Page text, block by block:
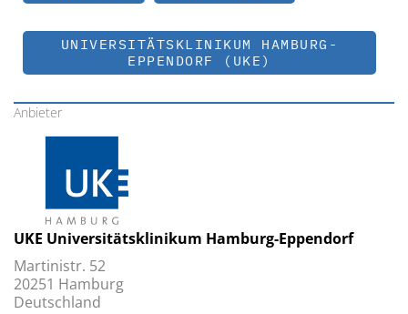
UNIVERSITÄTSKLINIKUM HAMBURG-
EPPENDORF (UKE)
Anbieter
UKE Universitätsklinikum Hamburg-Eppendorf
Martinistr. 52
20251 Hamburg
Deutschland